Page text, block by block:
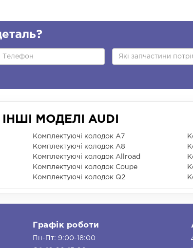
МОДЕЛІ AUDI
Комплектуючі колодок A7
Комплектуючі колодок A8
Комплектуючі колодок Allroad
Комплектуючі колодок Coupe
Комплектуючі колодок Q2
Графік роботи
Пн-Пт: 9:00-18:00